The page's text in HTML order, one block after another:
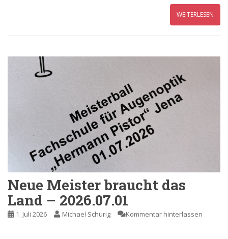
WEITERLESEN
Neue Meister braucht das
Land – 2026.07.01
1. Juli 2026 Michael Schurig Kommentar hinterlassen